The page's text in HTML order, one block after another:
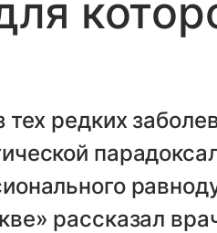
редких
рассказал